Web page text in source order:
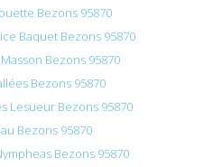
Bezons 95870
Baquet Bezons 95870
Bezons 95870
Bezons 95870
Lesueur Bezons 95870
Bezons 95870
Bezons 95870